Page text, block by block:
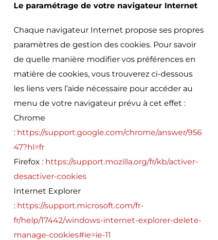
Le paramétrage de votre navigateur Internet
Chaque navigateur Internet propose ses propres
paramètres de gestion des cookies. Pour savoir
de quelle manière modifier vos préférences en
matière de cookies, vous trouverez ci-dessous
les liens vers l’aide nécessaire pour accéder au
menu de votre navigateur prévu à cet effet :
Chrome
: https://support.google.com/chrome/answer/956
47?hl=fr
Firefox : https://support.mozilla.org/fr/kb/activer-
desactiver-cookies
Internet Explorer
: https://support.microsoft.com/fr-
fr/help/17442/windows-internet-explorer-delete-
manage-cookies#ie=ie-11